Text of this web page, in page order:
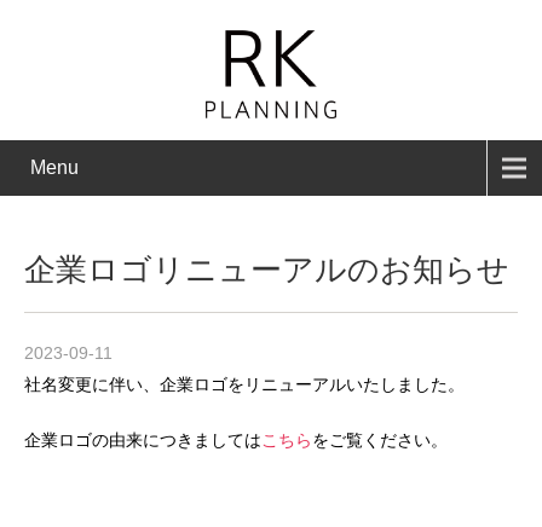
Menu
企業ロゴリニューアルのお知らせ
2023-09-11
社名変更に伴い、企業ロゴをリニューアルいたしました。
企業ロゴの由来につきましてはこちらをご覧ください。